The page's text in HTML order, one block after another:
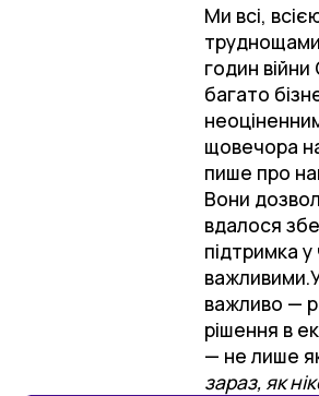
Ми всі,
годин
багато
щовечора
пише про
Вони
вдалося
підтримка
важливо —
рішення в
— не лише
зараз, як